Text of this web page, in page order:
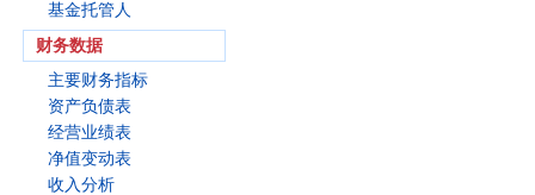
基金托管人
财务数据
主要财务指标
资产负债表
经营业绩表
净值变动表
收入分析